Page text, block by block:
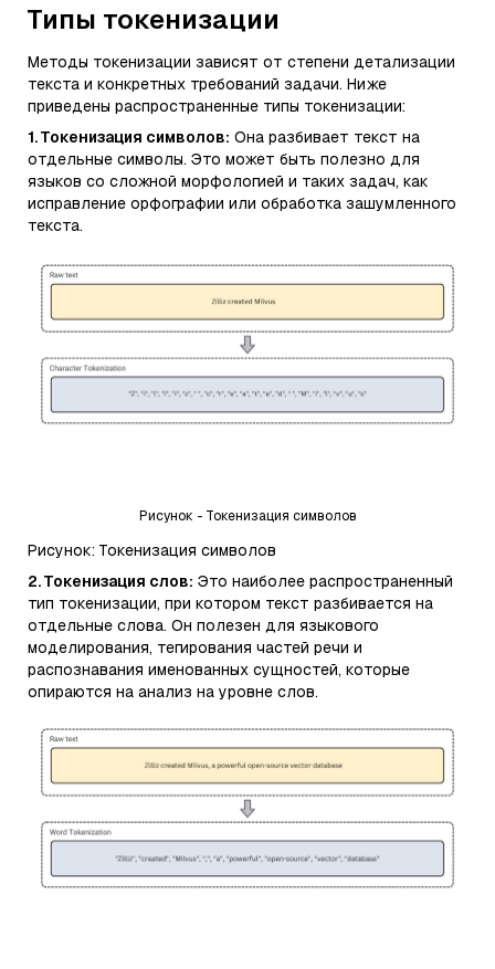
Типы токенизации
Методы токенизации зависят от степени детализации
текста и конкретных требований задачи. Ниже
приведены распространенные типы токенизации:
1. Токенизация символов: Она разбивает текст на
отдельные символы. Это может быть полезно для
языков со сложной морфологией и таких задач, как
исправление орфографии или обработка зашумленного
текста.
Рисунок - Токенизация символов
Рисунок: Токенизация символов
2. Токенизация слов: Это наиболее распространенный
тип токенизации, при котором текст разбивается на
отдельные слова. Он полезен для языкового
моделирования, тегирования частей речи и
распознавания именованных сущностей, которые
опираются на анализ на уровне слов.